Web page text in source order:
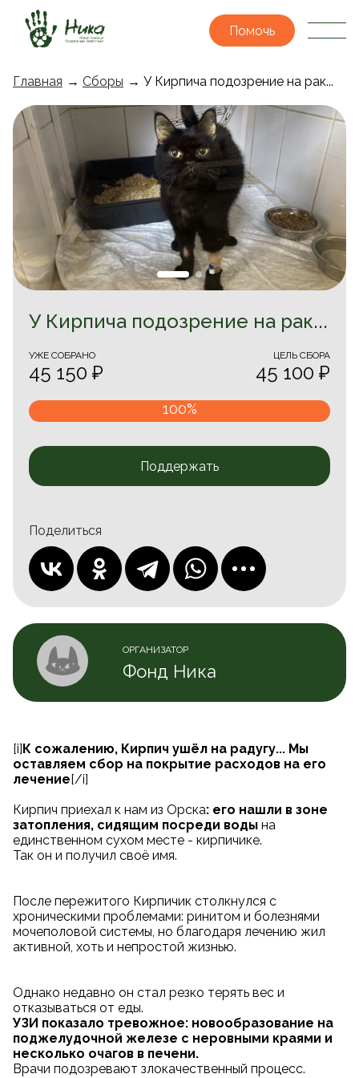
Помочь
Главная → Сборы → У Кирпича подозрение на рак...
У Кирпича подозрение на рак...
100%
УЖЕ CОБРАНО
45 150 ₽
ЦЕЛЬ СБОРА
45 100 ₽
Поддержать
Поделиться
ОРГАНИЗАТОР
Фонд Ника
[i]К сожалению, Кирпич ушёл на радугу... Мы
оставляем сбор на покрытие расходов на его
лечение[/i]
Кирпич приехал к нам из Орска: его нашли в зоне
затопления, сидящим посреди воды на
единственном сухом месте - кирпичике.
Так он и получил своё имя.
После пережитого Кирпичик столкнулся с
хроническими проблемами: ринитом и болезнями
мочеполовой системы, но благодаря лечению жил
активной, хоть и непростой жизнью.
Однако недавно он стал резко терять вес и
отказываться от еды.
УЗИ показало тревожное: новообразование на
поджелудочной железе с неровными краями и
несколько очагов в печени.
Врачи подозревают злокачественный процесс.